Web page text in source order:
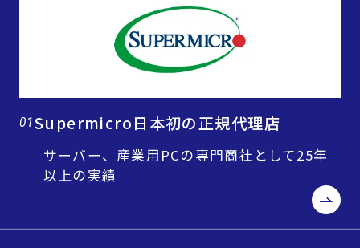
01Supermicro日本初の正規代理店
サーバー、産業用PCの専門商社として25年
以上の実績